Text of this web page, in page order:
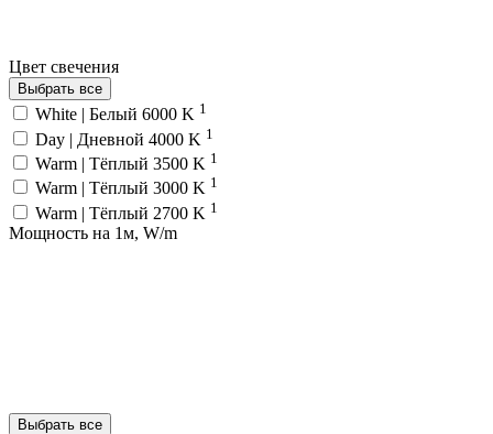
Цвет свечения
Выбрать все
White | Белый 6000 K 1
Day | Дневной 4000 K 1
Warm | Тёплый 3500 K 1
Warm | Тёплый 3000 K 1
Warm | Тёплый 2700 K 1
Мощность на 1м, W/m
Выбрать все